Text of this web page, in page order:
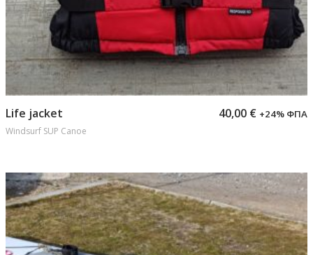
Προσθήκη στο καλάθι
Life jacket
Windsurf SUP Canoe
40,00 € +24% ΦΠΑ